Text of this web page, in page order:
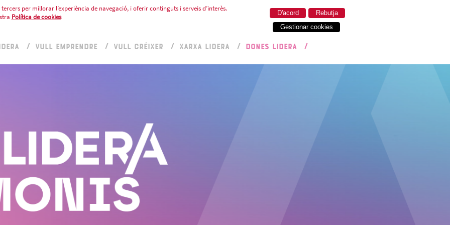
per millorar l’experiència de navegació, i oferir continguts i serveis d’interès.
Política de cookies Rebutja
D'acord
Gestionar cookies
VULL EMPRENDRE VULL CRÉIXER XARXA LIDERA DONES LIDERA